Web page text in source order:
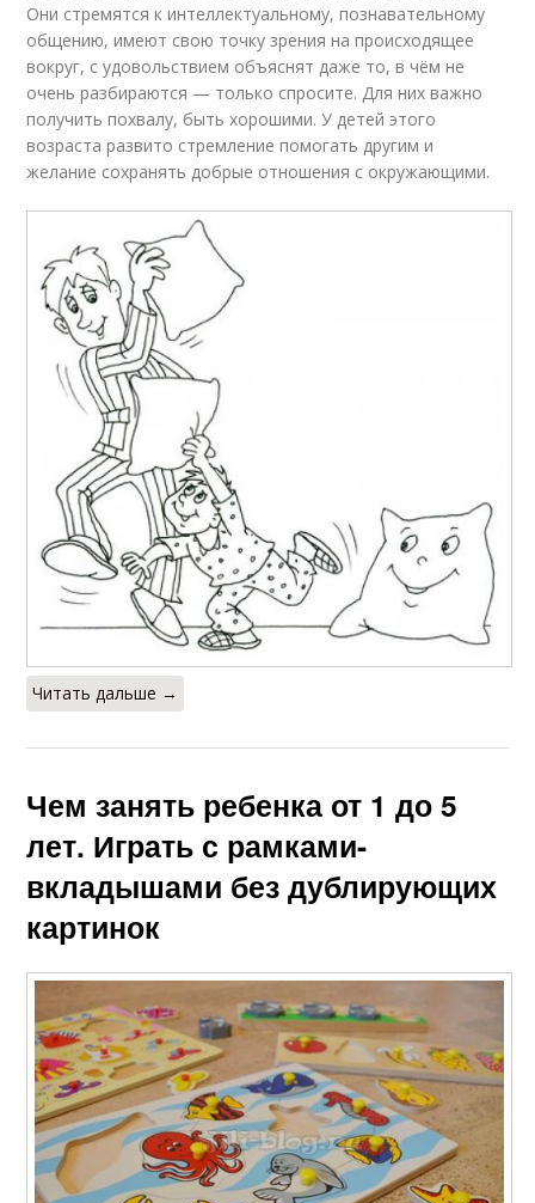
Они стремятся к интеллектуальному, познавательному
общению, имеют свою точку зрения на происходящее
вокруг, с удовольствием объяснят даже то, в чём не
очень разбираются — только спросите. Для них важно
получить похвалу, быть хорошими. У детей этого
возраста развито стремление помогать другим и
желание сохранять добрые отношения с окружающими.
Читать дальше →
Чем занять ребенка от 1 до 5
лет. Играть с рамками-
вкладышами без дублирующих
картинок